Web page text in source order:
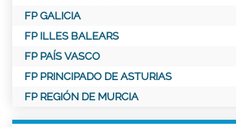
FP GALICIA
FP ILLES BALEARS
FP PAÍS VASCO
FP PRINCIPADO DE ASTURIAS
FP REGIÓN DE MURCIA